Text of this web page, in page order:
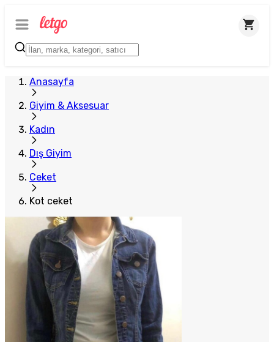
Anasayfa
Giyim & Aksesuar
Kadın
Dış Giyim
Ceket
Kot ceket